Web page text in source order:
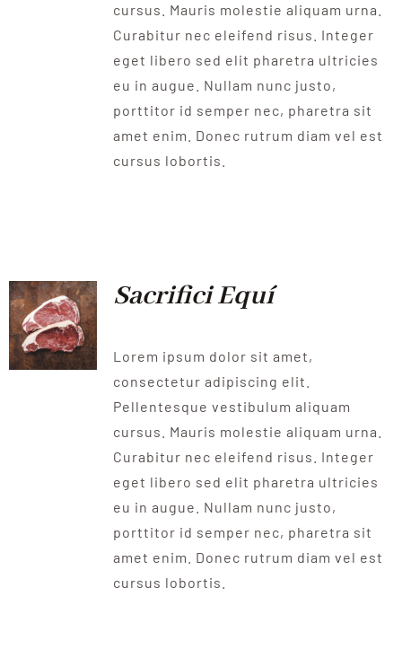
cursus. Mauris molestie aliquam urna.
Curabitur nec eleifend risus. Integer
eget libero sed elit pharetra ultricies
eu in augue. Nullam nunc justo,
porttitor id semper nec, pharetra sit
amet enim. Donec rutrum diam vel est
cursus lobortis.
Sacrifici Equí
Lorem ipsum dolor sit amet,
consectetur adipiscing elit.
Pellentesque vestibulum aliquam
cursus. Mauris molestie aliquam urna.
Curabitur nec eleifend risus. Integer
eget libero sed elit pharetra ultricies
eu in augue. Nullam nunc justo,
porttitor id semper nec, pharetra sit
amet enim. Donec rutrum diam vel est
cursus lobortis.